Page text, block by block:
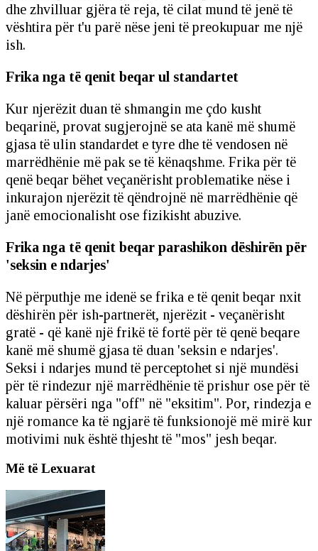
dhe zhvilluar gjëra të reja, të cilat mund të jenë të
vështira për t'u parë nëse jeni të preokupuar me një
ish.
Frika nga të qenit beqar ul standartet
Kur njerëzit duan të shmangin me çdo kusht
beqarinë, provat sugjerojnë se ata kanë më shumë
gjasa të ulin standardet e tyre dhe të vendosen në
marrëdhënie më pak se të kënaqshme. Frika për të
qenë beqar bëhet veçanërisht problematike nëse i
inkurajon njerëzit të qëndrojnë në marrëdhënie që
janë emocionalisht ose fizikisht abuzive.
Frika nga të qenit beqar parashikon dëshirën për
'seksin e ndarjes'
Në përputhje me idenë se frika e të qenit beqar nxit
dëshirën për ish-partnerët, njerëzit - veçanërisht
gratë - që kanë një frikë të fortë për të qenë beqare
kanë më shumë gjasa të duan 'seksin e ndarjes'.
Seksi i ndarjes mund të perceptohet si një mundësi
për të rindezur një marrëdhënie të prishur ose për të
kaluar përsëri nga "off" në "eksitim". Por, rindezja e
një romance ka të ngjarë të funksionojë më mirë kur
motivimi nuk është thjesht të "mos" jesh beqar.
Më të Lexuarat